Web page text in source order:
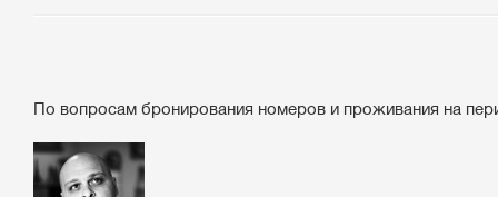
По вопросам бронирования номеров и проживания на